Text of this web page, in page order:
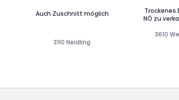
Auch Zuschnitt möglich
3110 Neidling
Trockenes
NÖ zu
(Bez.
3610